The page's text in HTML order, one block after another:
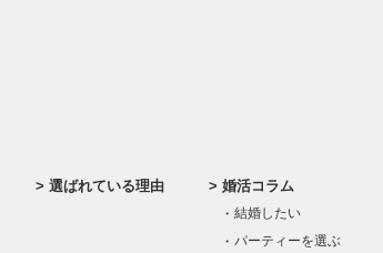
選ばれている理由 婚活コラム
結婚したい
パーティーを選ぶ